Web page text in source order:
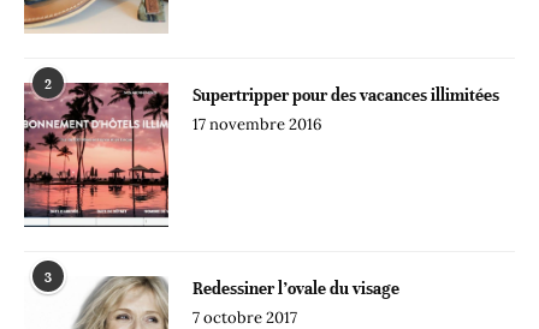
2
Supertripper pour des vacances illimitées
17 novembre 2016
3
Redessiner l’ovale du visage
7 octobre 2017